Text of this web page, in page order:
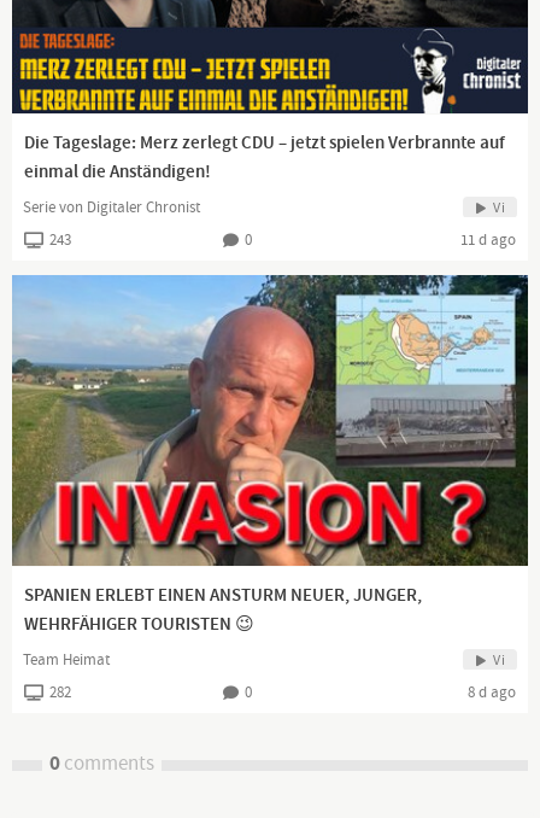
Die Tageslage: Merz zerlegt CDU – jetzt spielen Verbrannte auf
einmal die Anständigen!
Serie von Digitaler Chronist Vi
243 0 11 d ago
SPANIEN ERLEBT EINEN ANSTURM NEUER, JUNGER,
WEHRFÄHIGER TOURISTEN 😉
Team Heimat Vi
282 0 8 d ago
0comments